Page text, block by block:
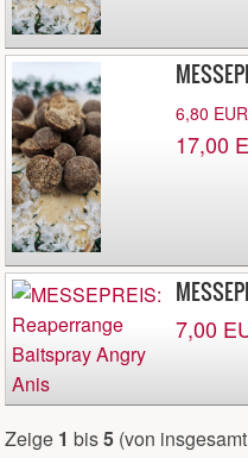
6,80
17,00
7,00
Zeige 1 bis5 (von insgesamt